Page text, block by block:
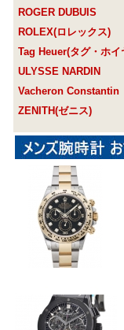
ROGER DUBUIS
ROLEX(ロレックス)
Tag Heuer(タグ・ホイ
ULYSSE NARDIN
Vacheron Constantin
ZENITH(ゼニス)